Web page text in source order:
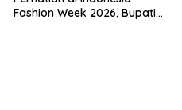
Fashion Week 2026, Bupati